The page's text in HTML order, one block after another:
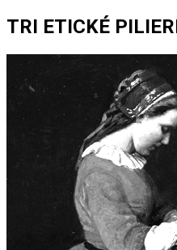
TRI ETICKÉ